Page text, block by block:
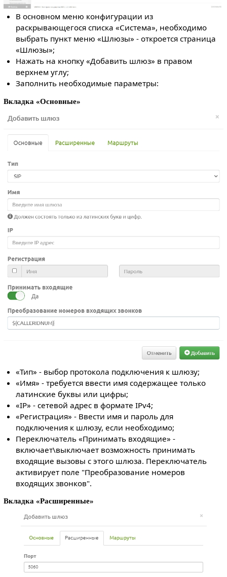
В основном меню конфигурации из
раскрывающегося списка «Система», необходимо
выбрать пункт меню «Шлюзы» - откроется страница
«Шлюзы»;
Нажать на кнопку «Добавить шлюз» в правом
верхнем углу;
Заполнить необходимые параметры:
Вкладка «Основные»
«Тип» - выбор протокола подключения к шлюзу;
«Имя» - требуется ввести имя содержащее только
латинские буквы или цифры;
«IP» - сетевой адрес в формате IPv4;
«Регистрация» - Ввести имя и пароль для
подключения к шлюзу, если необходимо;
Переключатель «Принимать входящие» -
включает\выключает возможность принимать
входящие вызовы с этого шлюза. Переключатель
активирует поле "Преобразование номеров
входящих звонков".
Вкладка «Расширенные»